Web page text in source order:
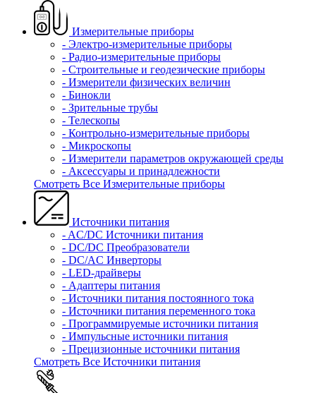
Измерительные приборы
- Электро-измерительные приборы
- Радио-измерительные приборы
- Строительные и геодезические приборы
- Измерители физических величин
- Бинокли
- Зрительные трубы
- Телескопы
- Контрольно-измерительные приборы
- Микроскопы
- Измерители параметров окружающей среды
- Аксессуары и принадлежности
Смотреть Все Измерительные приборы
Источники питания
- AC/DC Источники питания
- DC/DC Преобразователи
- DC/AC Инверторы
- LED-драйверы
- Адаптеры питания
- Источники питания постоянного тока
- Источники питания переменного тока
- Программируемые источники питания
- Импульсные источники питания
- Прецизионные источники питания
Смотреть Все Источники питания